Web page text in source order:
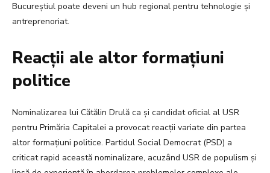
Bucureștiul poate deveni un hub regional pentru tehnologie și
antreprenoriat.
Reacții ale altor formațiuni
politice
Nominalizarea lui Cătălin Drulă ca și candidat oficial al USR
pentru Primăria Capitalei a provocat reacții variate din partea
altor formațiuni politice. Partidul Social Democrat (PSD) a
criticat rapid această nominalizare, acuzând USR de populism și